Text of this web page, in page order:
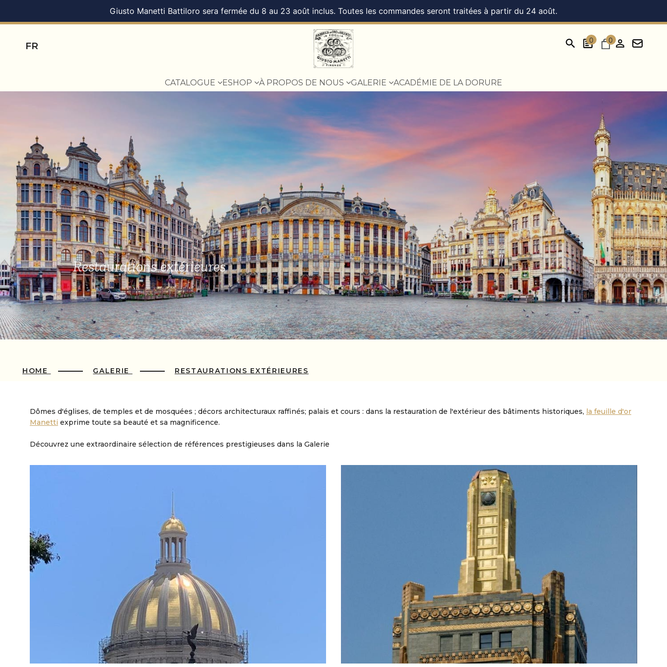
Giusto Manetti Battiloro sera fermée du 8 au 23 août inclus. Toutes les commandes seront traitées à partir du 24 août.
FR
0 0
CATALOGUE ESHOP À PROPOS DE NOUS GALERIE ACADÉMIE DE LA DORURE
Restaurations extérieures
HOME GALERIE RESTAURATIONS EXTÉRIEURES
Dômes d'églises, de temples et de mosquées ; décors architecturaux raffinés; palais et cours : dans la restauration de l'extérieur des bâtiments historiques, la feuille d'or
Manetti exprime toute sa beauté et sa magnificence.
Découvrez une extraordinaire sélection de références prestigieuses dans la Galerie
CAPITOLE NATIONAL; LA HAVANE, CUBA
CARBIDE & CARBON BUILDING;
CHICAGO, USA